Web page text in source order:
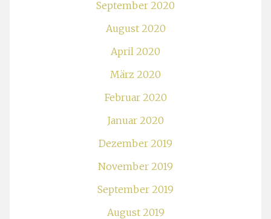
September 2020
August 2020
April 2020
März 2020
Februar 2020
Januar 2020
Dezember 2019
November 2019
September 2019
August 2019